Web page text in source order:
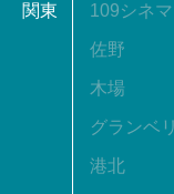
関東 109シネ
佐野
木場
グランベ
港北